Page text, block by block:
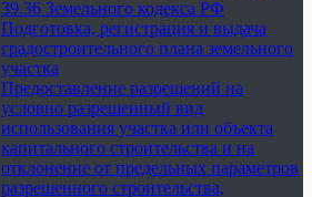
39.36 Земельного кодекса РФ
Подготовка, регистрация и выдача
градостроительного плана земельного
участка
Предоставление разрешений на
условно разрешенный вид
использования участка или объекта
капитального строительства и на
отклонение от предельных параметров
разрешенного строительства,